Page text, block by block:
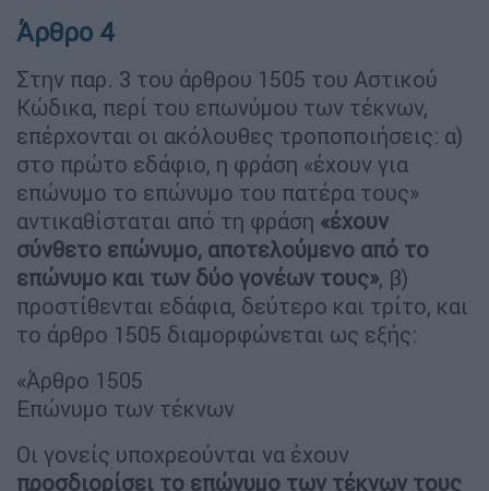
Άρθρο 4
Στην παρ. 3 του άρθρου 1505 του Αστικού
Κώδικα, περί του επωνύμου των τέκνων,
επέρχονται οι ακόλουθες τροποποιήσεις: α)
στο πρώτο εδάφιο, η φράση «έχουν για
επώνυμο το επώνυμο του πατέρα τους»
αντικαθίσταται από τη φράση «έχουν
σύνθετο επώνυμο, αποτελούμενο από το
επώνυμο και των δύο γονέων τους», β)
προστίθενται εδάφια, δεύτερο και τρίτο, και
το άρθρο 1505 διαμορφώνεται ως εξής:
«Άρθρο 1505
Επώνυμο των τέκνων
Οι γονείς υποχρεούνται να έχουν
προσδιορίσει το επώνυμο των τέκνων τους